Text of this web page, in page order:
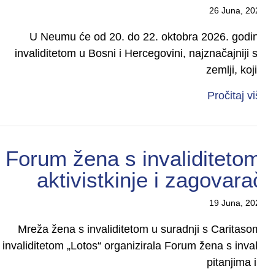
26 Juna,
U Neumu će od 20. do 22. oktobra 2026.
invaliditetom u Bosni i Hercegovini, najznačajniji
zemlji,
Pročitaj
Forum žena s
aktivistkinje i
19 Juna,
Mreža žena s invaliditetom u suradnji s
invaliditetom „Lotos“ organizirala Forum žena s
pitanjima